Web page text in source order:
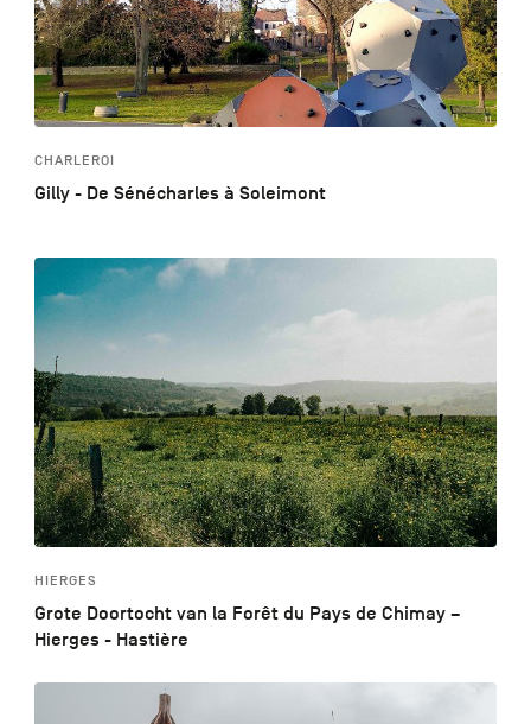
CHARLEROI
Gilly - De Sénécharles à Soleimont
HIERGES
Grote Doortocht van la Forêt du Pays de Chimay –
Hierges - Hastière